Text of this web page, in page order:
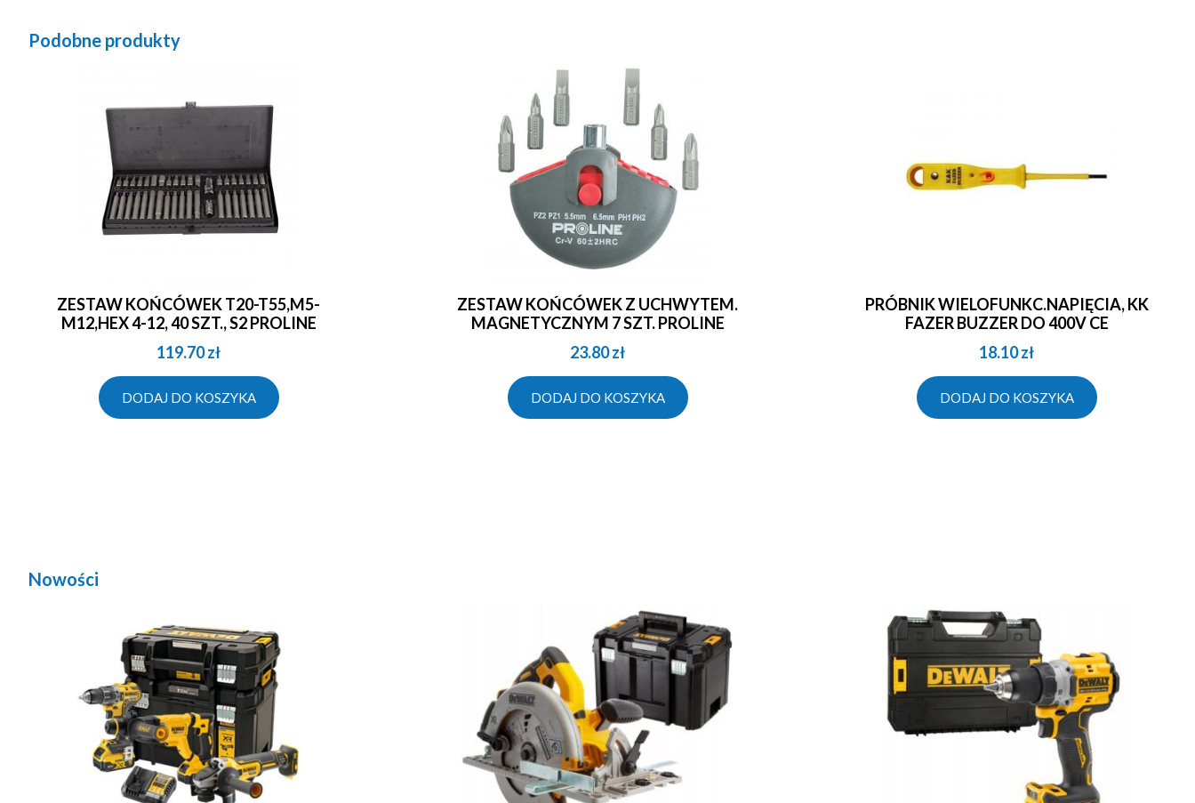
Podobne produkty
ZESTAW KOŃCÓWEK T20-T55,M5-
M12,HEX 4-12, 40 SZT., S2 PROLINE
119.70zł
DODAJ DO KOSZYKA
ZESTAW KOŃCÓWEK Z UCHWYTEM.
MAGNETYCZNYM 7 SZT. PROLINE
23.80zł
DODAJ DO KOSZYKA
PRÓBNIK WIELOFUNKC.NAPIĘCIA, KK
FAZER BUZZER DO 400V CE
18.10zł
DODAJ DO KOSZYKA
Nowości